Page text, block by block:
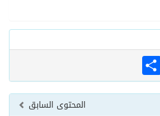
المحتوى السابق